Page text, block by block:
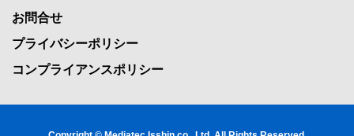
お問合せ
プライバシーポリシー
コンプライアンスポリシー